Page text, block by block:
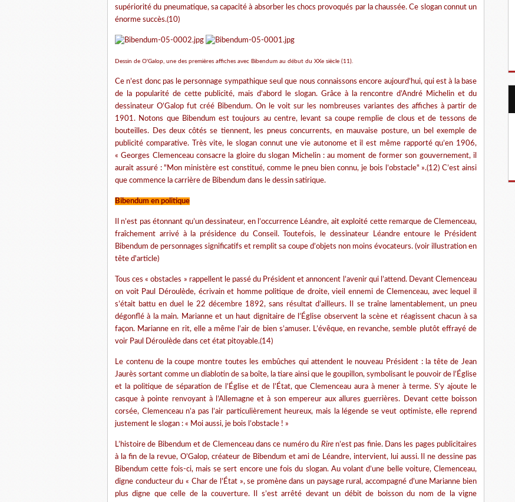
supériorité du pneumatique, sa capacité à absorber les chocs provoqués par la chaussée. Ce slogan connut un
énorme succès.(10)
Dessin de O'Galop, une des premières affiches avec Bibendum au début du XXe siècle (11).
Ce n’est donc pas le personnage sympathique seul que nous connaissons encore aujourd’hui, qui est à la base
de la popularité de cette publicité, mais d’abord le slogan. Grâce à la rencontre d’André Michelin et du
dessinateur O’Galop fut créé Bibendum. On le voit sur les nombreuses variantes des affiches à partir de
1901. Notons que Bibendum est toujours au centre, levant sa coupe remplie de clous et de tessons de
bouteilles. Des deux côtés se tiennent, les pneus concurrents, en mauvaise posture, un bel exemple de
publicité comparative. Très vite, le slogan connut une vie autonome et il est même rapporté qu’en 1906,
« Georges Clemenceau consacre la gloire du slogan Michelin : au moment de former son gouvernement, il
aurait assuré : "Mon ministère est constitué, comme le pneu bien connu, je bois l’obstacle" ».(12) C’est ainsi
que commence la carrière de Bibendum dans le dessin satirique.
Bibendum en politique
Il n’est pas étonnant qu’un dessinateur, en l’occurrence Léandre, ait exploité cette remarque de Clemenceau,
fraîchement arrivé à la présidence du Conseil. Toutefois, le dessinateur Léandre entoure le Président
Bibendum de personnages significatifs et remplit sa coupe d’objets non moins évocateurs. (voir illustration en
tête d'article)
Tous ces « obstacles » rappellent le passé du Président et annoncent l’avenir qui l’attend. Devant Clemenceau
on voit Paul Déroulède, écrivain et homme politique de droite, vieil ennemi de Clemenceau, avec lequel il
s’était battu en duel le 22 décembre 1892, sans résultat d’ailleurs. Il se traîne lamentablement, un pneu
dégonflé à la main. Marianne et un haut dignitaire de l’Église observent la scène et réagissent chacun à sa
façon. Marianne en rit, elle a même l’air de bien s’amuser. L’évêque, en revanche, semble plutôt effrayé de
voir Paul Déroulède dans cet état pitoyable.(14)
Le contenu de la coupe montre toutes les embûches qui attendent le nouveau Président : la tête de Jean
Jaurès sortant comme un diablotin de sa boîte, la tiare ainsi que le goupillon, symbolisant le pouvoir de l’Église
et la politique de séparation de l’Église et de l’État, que Clemenceau aura à mener à terme. S’y ajoute le
casque à pointe renvoyant à l’Allemagne et à son empereur aux allures guerrières. Devant cette boisson
corsée, Clemenceau n’a pas l’air particulièrement heureux, mais la légende se veut optimiste, elle reprend
justement le slogan : « Moi aussi, je bois l’obstacle ! »
L’histoire de Bibendum et de Clemenceau dans ce numéro du Riren’est pas finie. Dans les pages publicitaires
à la fin de la revue, O’Galop, créateur de Bibendum et ami de Léandre, intervient, lui aussi. Il ne dessine pas
Bibendum cette fois-ci, mais se sert encore une fois du slogan. Au volant d’une belle voiture, Clemenceau,
digne conducteur du « Char de l’État », se promène dans un paysage rural, accompagné d’une Marianne bien
plus digne que celle de la couverture. Il s’est arrêté devant un débit de boisson du nom de la vigne